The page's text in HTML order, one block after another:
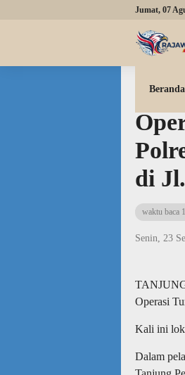
Jumat, 07
Beranda
di
waktu baca
Senin, 23
Operasi
Kali ini
Dalam